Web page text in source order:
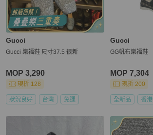
Gucci
Gucci 樂福鞋 尺寸37.5 很新
MOP 3,290
現折 128
狀況良好 台灣 免運
Gucci
GG帆布樂福鞋
MOP 7,304
現折 200
全新品 香港